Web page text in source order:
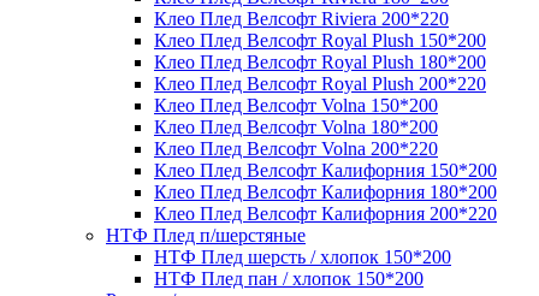
Клео Плед Велсофт Riviera 200*220
Клео Плед Велсофт Royal Plush 150*200
Клео Плед Велсофт Royal Plush 180*200
Клео Плед Велсофт Royal Plush 200*220
Клео Плед Велсофт Volna 150*200
Клео Плед Велсофт Volna 180*200
Клео Плед Велсофт Volna 200*220
Клео Плед Велсофт Калифорния 150*200
Клео Плед Велсофт Калифорния 180*200
Клео Плед Велсофт Калифорния 200*220
НТФ Плед п/шерстяные
НТФ Плед шерсть / хлопок 150*200
НТФ Плед пан / хлопок 150*200